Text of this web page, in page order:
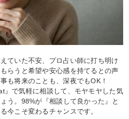
ていた不安、プロ占い師に打ち明け
らうと希望や安心感を持てるとの声
も将来のことも、深夜でもOK！
』で気軽に相談して、モヤモヤした気
う。98%が『相談して良かった』と
今こそ変わるチャンスです。